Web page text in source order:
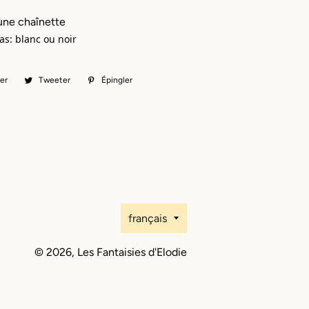
chaînette
blanc ou noir
PartagerTweeter
TweeterÉpingler
Langue
français
© 2026, Les Fantaisies d'Elodie